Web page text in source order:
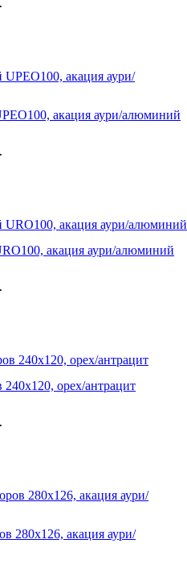
акация аури/алюминий
акация аури/алюминий
орех/антрацит
280х126, акация аури/